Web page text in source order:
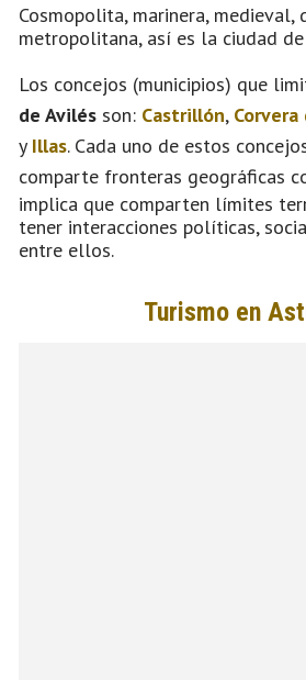
Cosmopolita, marinera, medieval,
metropolitana, así es la ciudad
Los concejos (municipios) que
de Avilés son: Castrillón,
y Illas. Cada uno de estos
comparte fronteras geográficas
implica que comparten límites
tener interacciones políticas,
entre ellos.